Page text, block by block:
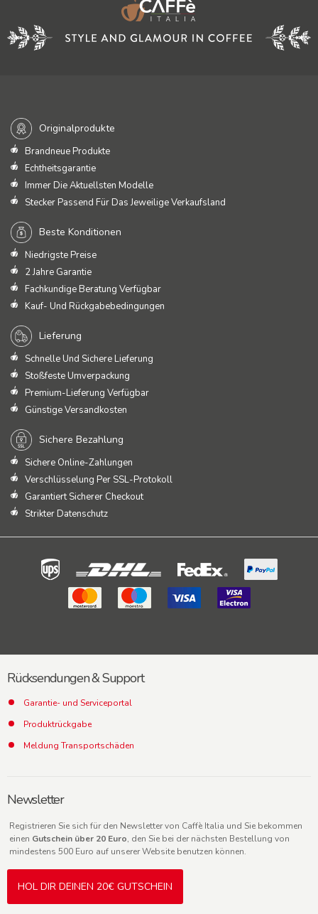
Originalprodukte
Brandneue Produkte
Echtheitsgarantie
Immer Die Aktuellsten Modelle
Stecker Passend Für Das Jeweilige Verkaufsland
Beste Konditionen
Niedrigste Preise
2 Jahre Garantie
Fachkundige Beratung Verfügbar
Kauf- Und Rückgabebedingungen
Lieferung
Schnelle Und Sichere Lieferung
Stoßfeste Umverpackung
Premium-Lieferung Verfügbar
Günstige Versandkosten
Sichere Bezahlung
Sichere Online-Zahlungen
Verschlüsselung Per SSL-Protokoll
Garantiert Sicherer Checkout
Strikter Datenschutz
Rücksendungen & Support
Garantie- und Serviceportal
Produktrückgabe
Meldung Transportschäden
Newsletter
Registrieren Sie sich für den Newsletter von Caffè Italia und Sie bekommen
einen Gutschein über 20 Euro, den Sie bei der nächsten Bestellung von
mindestens 500 Euro auf unserer Website benutzen können.
HOL DIR DEINEN 20€ GUTSCHEIN